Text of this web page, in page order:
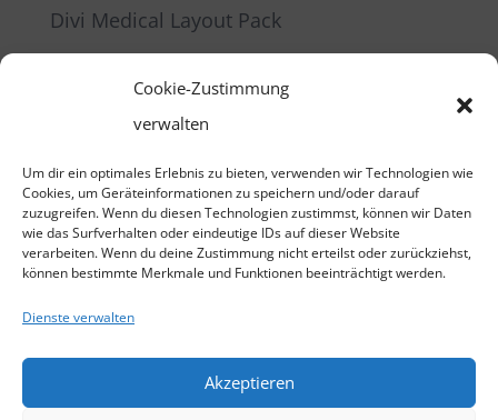
Cookie-Zustimmung
verwalten
Um dir ein optimales Erlebnis zu bieten, verwenden wir Technologien wie
Cookies, um Geräteinformationen zu speichern und/oder darauf
zuzugreifen. Wenn du diesen Technologien zustimmst, können wir Daten
wie das Surfverhalten oder eindeutige IDs auf dieser Website
verarbeiten. Wenn du deine Zustimmung nicht erteilst oder zurückziehst,
können bestimmte Merkmale und Funktionen beeinträchtigt werden.
Dienste verwalten
Akzeptieren
Divi Medical Layout Pack
Zahnarztpraxis Sascha